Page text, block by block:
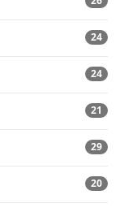
24
24
21
29
20